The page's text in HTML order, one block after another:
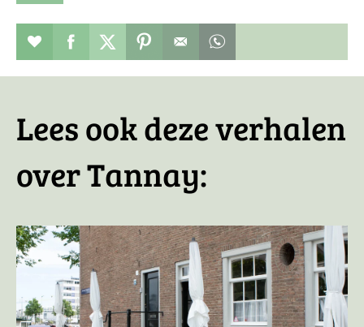
Restaurant toevoegen aan favorieten
Deel dit op facebook
Deel dit op twitter
Deel dit op pinterest
Lees ook deze verhalen
over Tannay: